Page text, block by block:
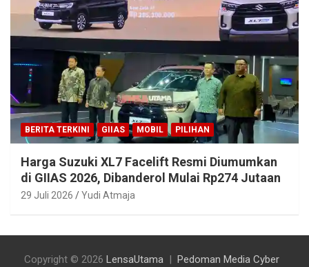
BERITA TERKINI GIIAS MOBIL PILIHAN
Harga Suzuki XL7 Facelift Resmi Diumumkan
di GIIAS 2026, Dibanderol Mulai Rp274 Jutaan
29 Juli 2026 Yudi Atmaja
Copyright © 2026 LensaUtama Pedoman Media Cyber